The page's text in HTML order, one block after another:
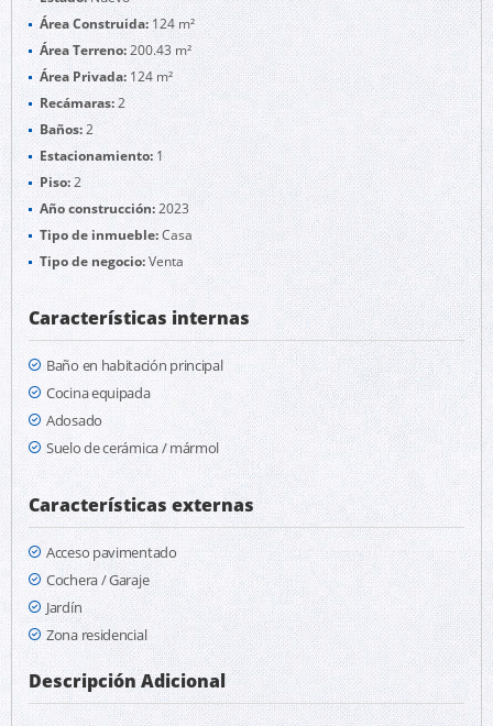
Área Construida:124 m²
Área Terreno:200.43 m²
Área Privada: 124 m²
Recámaras:2
Baños:2
Estacionamiento:1
Piso:2
Año construcción:2023
Tipo de inmueble:Casa
Tipo de negocio:Venta
Características internas
Baño en habitación principal
Cocina equipada
Adosado
Suelo de cerámica / mármol
Características externas
Acceso pavimentado
Cochera / Garaje
Jardín
Zona residencial
Descripción Adicional